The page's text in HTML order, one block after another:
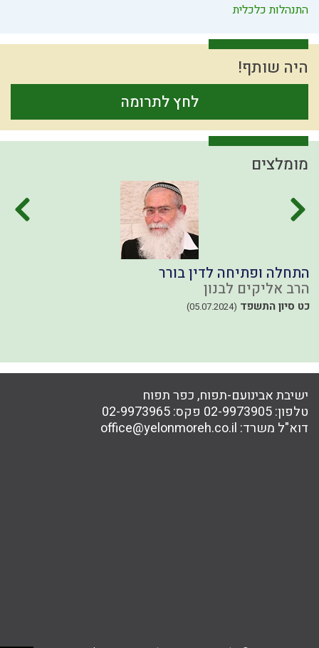
התנהלות כלכלית
היה שותף!
לחץ לתרומה
מומלצים
התחלה ופתיחה לדין בורר
הרב אליקים לבנון
כט סיון התשפד (05.07.2024)
ישיבת אבינועם-תפוח, כפר תפוח
טלפון:02-9973905 פקס:02-9973965
דוא"ל משרד: office@yelonmoreh.co.il